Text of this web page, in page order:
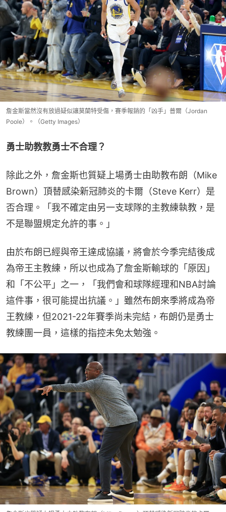
詹金斯當然沒有放過疑似讓莫蘭特受傷，賽季報銷的「凶手」普爾（Jordan
Poole）。（Getty Images）
勇士助教教勇士不合理？
除此之外，詹金斯也質疑上場勇士由助教布朗（Mike
Brown）頂替感染新冠肺炎的卡爾（Steve Kerr）是
否合理。「我不確定由另一支球隊的主教練執教，是
不是聯盟規定允許的事。」
由於布朗已經與帝王達成協議，將會於今季完結後成
為帝王主教練，所以也成為了詹金斯輸球的「原因」
和「不公平」之一，「我們會和球隊經理和NBA討論
這件事，很可能提出抗議。」雖然布朗來季將成為帝
王教練，但2021-22年賽季尚未完結，布朗仍是勇士
教練團一員，這樣的指控未免太勉強。